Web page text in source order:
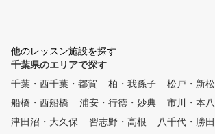
る】 定額通い放題なので、隙
間時間に気軽にご利用いただけ
ます。 目標に合わせてのスイ
ング作りに最適なレッスンを行
います。 パターシミュレーシ
習器具も取り揃えています。
他のレッスン施設を探す
千葉県のエリアで探す
千葉・西千葉・都賀
柏・我孫子
松戸・新
船橋・西船橋
浦安・行徳・妙典
市川・本
津田沼・大久保
習志野・高根
八千代・勝